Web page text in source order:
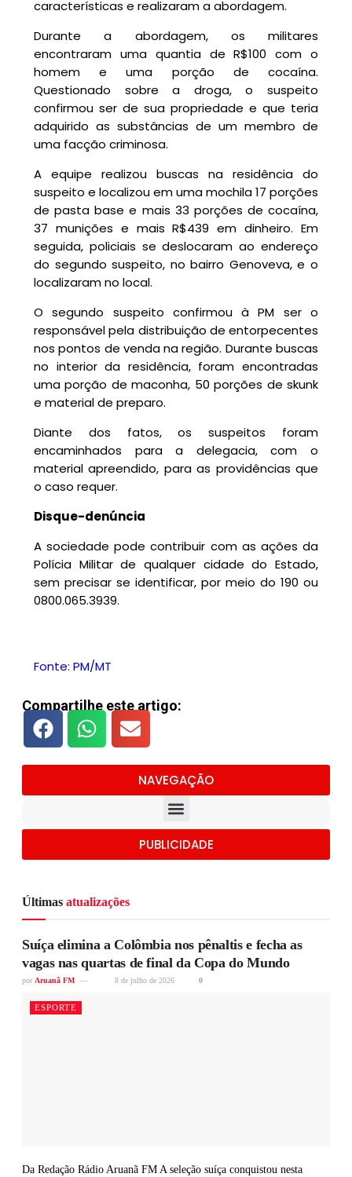
características e realizaram a abordagem.
Durante a abordagem, os militares
encontraram uma quantia de R$100 com o
homem e uma porção de cocaína.
Questionado sobre a droga, o suspeito
confirmou ser de sua propriedade e que teria
adquirido as substâncias de um membro de
uma facção criminosa.
A equipe realizou buscas na residência do
suspeito e localizou em uma mochila 17 porções
de pasta base e mais 33 porções de cocaína,
37 munições e mais R$439 em dinheiro. Em
seguida, policiais se deslocaram ao endereço
do segundo suspeito, no bairro Genoveva, e o
localizaram no local.
O segundo suspeito confirmou à PM ser o
responsável pela distribuição de entorpecentes
nos pontos de venda na região. Durante buscas
no interior da residência, foram encontradas
uma porção de maconha, 50 porções de skunk
e material de preparo.
Diante dos fatos, os suspeitos foram
encaminhados para a delegacia, com o
material apreendido, para as providências que
o caso requer.
Disque-denúncia
A sociedade pode contribuir com as ações da
Polícia Militar de qualquer cidade do Estado,
sem precisar se identificar, por meio do 190 ou
0800.065.3939.
Fonte: PM/MT
Compartilhe este artigo:
NAVEGAÇÃO
PUBLICIDADE
Últimas atualizações
Suíça elimina a Colômbia nos pênaltis e fecha as
vagas nas quartas de final da Copa do Mundo
por Aruanã FM 8 de julho de 2026 0
ESPORTE
Da Redação Rádio Aruanã FM A seleção suíça conquistou nesta